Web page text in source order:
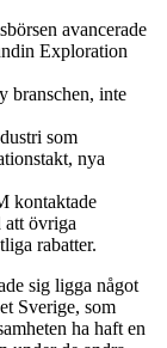
avancerade
Exploration
branschen, inte
som
nya
kontaktade
att övriga
rabatter.
sig ligga något
Sverige, som
ha haft en